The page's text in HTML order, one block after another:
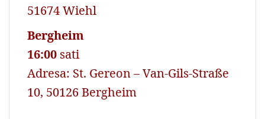
51674 Wiehl
Bergheim
16:00 sati
Adresa: St. Gereon – Van-Gils-Straße
10, 50126 Bergheim